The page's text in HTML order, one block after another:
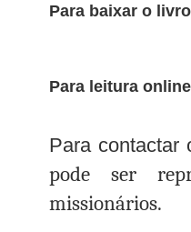
Para baixar o
Para leitura
Para
pode ser
missionários.